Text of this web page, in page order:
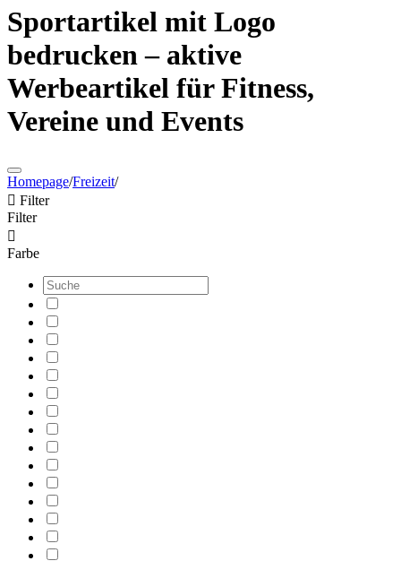
Sportartikel mit Logo
bedrucken – aktive
Werbeartikel für Fitness,
Vereine und Events
Homepage/Freizeit/
 Filter
Filter

Farbe